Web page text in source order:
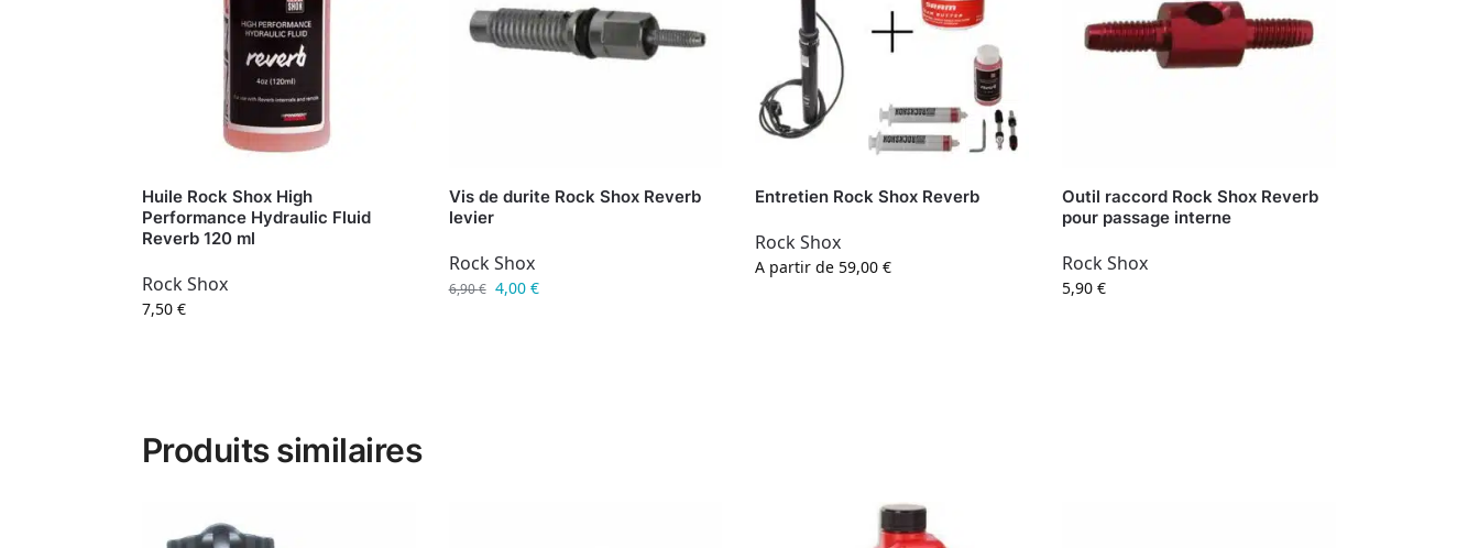
Huile Rock Shox High
Performance Hydraulic Fluid
Reverb 120 ml
Rock Shox
7,50 €
Vis de durite Rock Shox Reverb
levier
Rock Shox
6,90€ 4,00 €
Entretien Rock Shox Reverb
Rock Shox
A partir de59,00€
Outil raccord Rock Shox Reverb
pour passage interne
Rock Shox
5,90€
Produits similaires